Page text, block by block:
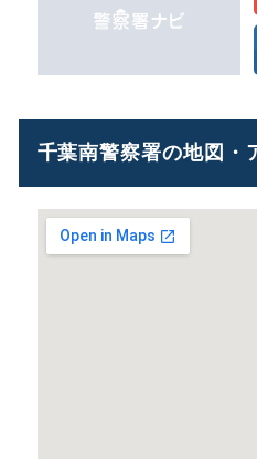
千葉南警察署の地図・